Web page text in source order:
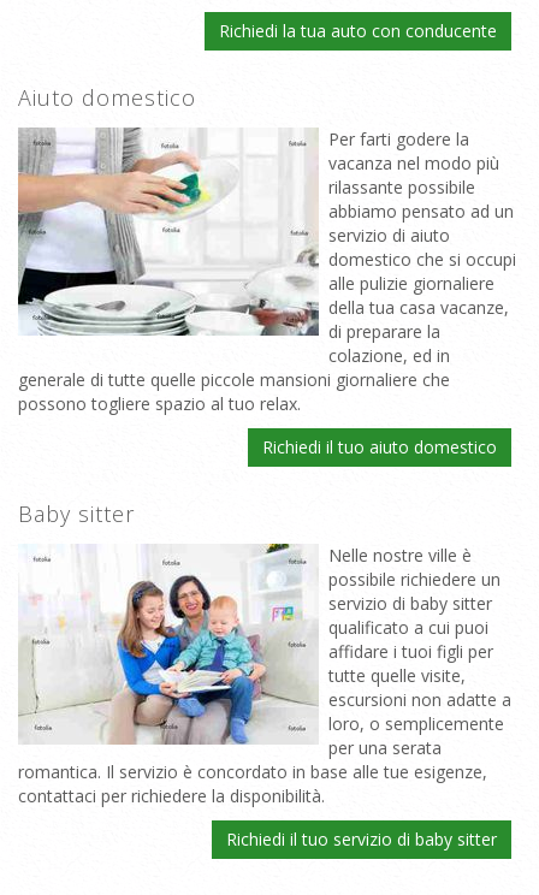
Richiedi la tua auto con conducente
Aiuto domestico
Per farti godere la
vacanza nel modo più
rilassante possibile
abbiamo pensato ad un
servizio di aiuto
domestico che si occupi
alle pulizie giornaliere
della tua casa vacanze,
di preparare la
colazione, ed in
generale di tutte quelle piccole mansioni giornaliere che
possono togliere spazio al tuo relax.
Richiedi il tuo aiuto domestico
Baby sitter
Nelle nostre ville è
possibile richiedere un
servizio di baby sitter
qualificato a cui puoi
affidare i tuoi figli per
tutte quelle visite,
escursioni non adatte a
loro, o semplicemente
per una serata
romantica. Il servizio è concordato in base alle tue esigenze,
contattaci per richiedere la disponibilità.
Richiedi il tuo servizio di baby sitter